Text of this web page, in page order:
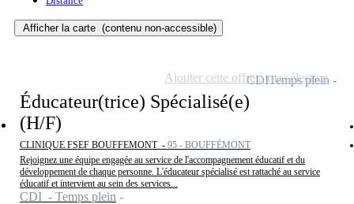
Afficher la carte (contenu non-accessible)
Éducateur(trice) Spécialisé(e)
(H/F)
CLINIQUE FSEF BOUFFEMONT - 95 - BOUFFÉMONT
Rejoignez une équipe engagée au service de l'accompagnement éducatif et du
développement de chaque personne. L'éducateur spécialisé est rattaché au service
éducatif et intervient au sein des services...
CDI - Temps plein
CDITemps plein
Ajouter cette offre à ma sélection